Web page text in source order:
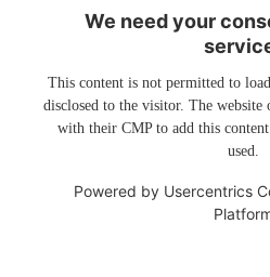
We need your
This content is not permitted to
disclosed to the visitor. The website
with their CMP to add this
used.
Powered by Usercentrics